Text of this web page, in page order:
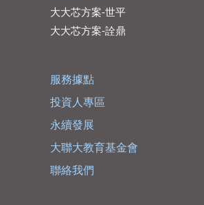
大大芯方案-世平
大大芯方案-詮鼎
服務據點
投資人專區
永續發展
大聯大教育基金會
聯絡我們